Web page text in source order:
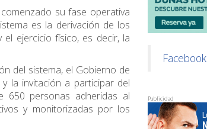
su fase operativa
es la derivación de los
ejercicio físico, es decir, la
del sistema, el Gobierno de
la invitación a participar del
650 personas adheridas al
y monitorizadas por los
Facebook
Publicidad